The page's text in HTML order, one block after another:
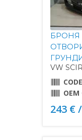
БРОНЯ
VW
OEM
243 €